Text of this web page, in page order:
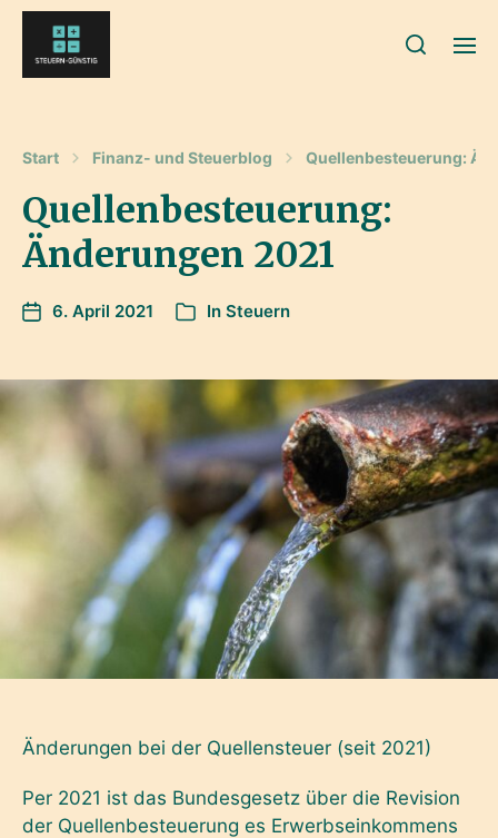
Start Finanz- und Steuerblog Quellenbesteuerung:
Quellenbesteuerung:
Änderungen 2021
6. April 2021 In Steuern
Änderungen bei der Quellensteuer (seit 2021)
Per 2021 ist das Bundesgesetz über die Revision
der Quellenbesteuerung es Erwerbseinkommens